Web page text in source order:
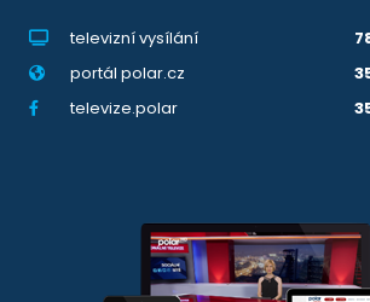
televizní vysílání
portál polar.cz
televize.polar